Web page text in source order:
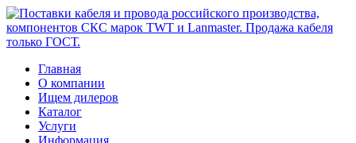
Главная
О компании
Ищем дилеров
Каталог
Услуги
Информация